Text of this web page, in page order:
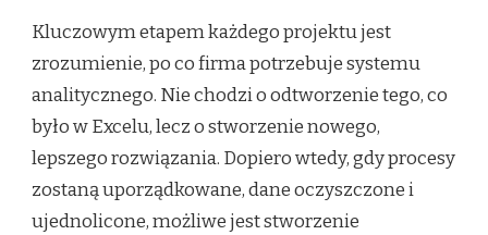
Kluczowym etapem każdego projektu jest
zrozumienie, po co firma potrzebuje systemu
analitycznego. Nie chodzi o odtworzenie tego, co
było w Excelu, lecz o stworzenie nowego,
lepszego rozwiązania. Dopiero wtedy, gdy procesy
zostaną uporządkowane, dane oczyszczone i
ujednolicone, możliwe jest stworzenie